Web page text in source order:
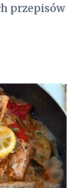
przepisów